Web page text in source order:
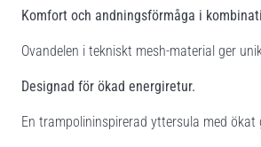
Komfort och andningsförmåga i
Ovandelen i tekniskt mesh-material ger
Designad för ökad energiretur.
En trampolininspirerad yttersula med